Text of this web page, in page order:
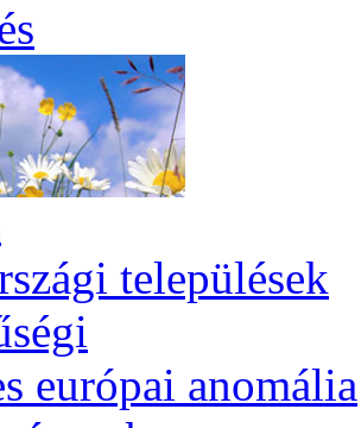
települések
európai anomália